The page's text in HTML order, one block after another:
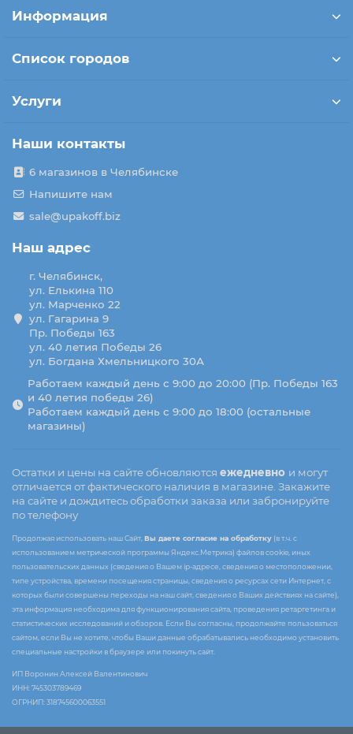
Информация
Список городов
Услуги
Наши контакты
6 магазинов в Челябинске
Напишите нам
sale@upakoff.biz
Наш адрес
г. Челябинск,
ул. Елькина 110
ул. Марченко 22
ул. Гагарина 9
Пр. Победы 163
ул. 40 летия Победы 26
ул. Богдана Хмельницкого 30А
Работаем каждый день с 9:00 до 20:00 (Пр. Победы 163
и 40 летия победы 26)
Работаем каждый день с 9:00 до 18:00 (остальные
магазины)
Остатки и цены на сайте обновляются ежедневно и могут
отличается от фактического наличия в магазине. Закажите
на сайте и дождитесь обработки заказа или забронируйте
по телефону
Продолжая использовать наш Сайт, Вы даете согласие на обработку (в т.ч. с
использованием метрической программы Яндекс.Метрика) файлов cookie, иных
пользовательских данных (сведения о Вашем ip-адресе, сведения о местоположении,
типе устройства, времени посещения страницы, сведения о ресурсах сети Интернет, с
которых были совершены переходы на наш сайт, сведения о Ваших действиях на сайте),
эта информация необходима для функционирования сайта, проведения ретаргетинга и
статистических исследований и обзоров. Если Вы согласны, продолжайте пользоваться
сайтом, если Вы не хотите, чтобы Ваши данные обрабатывались необходимо установить
специальные настройки в браузере или покинуть сайт.
ИП Воронин Алексей Валентинович
ИНН: 745303789469
ОГРНИП: 318745600063551